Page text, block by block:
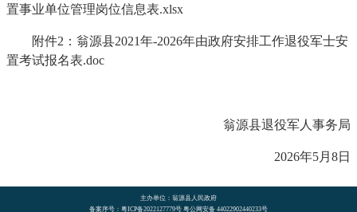
置事业单位管理岗位信息表.xlsx
附件2：翁源县2021年-2026年由政府安排工作退役军士安
置考试报名表.doc
翁源县退役军人事务局
2026年5月8日
主办单位：翁源县人民政府
备案序号：粤ICP备2022127779号 粤公网安备 44022902440233号